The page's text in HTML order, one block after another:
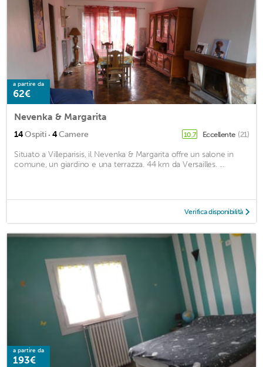
a partire da
62€
Nevenka & Margarita
14Ospiti · 4Camere 10,7 Eccellente (21)
Situato a Villeparisis, il Nevenka & Margarita offre un salone in
comune, un giardino e una terrazza. 44 km da Versailles. ...
Verifica disponibilità
a partire da
193€